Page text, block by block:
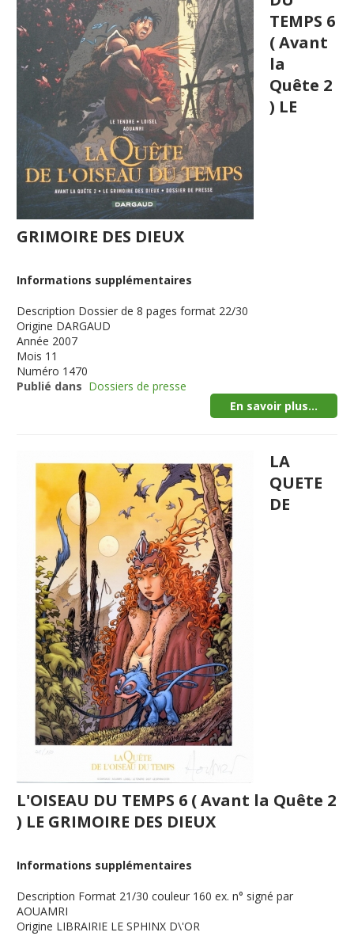
TEMPS 6
( Avant
la
Quête 2
) LE
GRIMOIRE DES DIEUX
Informations supplémentaires
Description Dossier de 8 pages format 22/30
Origine DARGAUD
Année 2007
Mois 11
Numéro 1470
Publié dans Dossiers de presse
En savoir plus...
LA
QUETE
DE
L'OISEAU DU TEMPS 6 ( Avant la Quête 2
) LE GRIMOIRE DES DIEUX
Informations supplémentaires
Description Format 21/30 couleur 160 ex. n° signé par
AOUAMRI
Origine LIBRAIRIE LE SPHINX D\'OR